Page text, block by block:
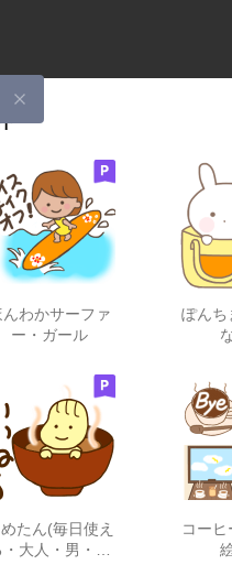
んわかサーファ
ー・ガール
ぽんち
めたん(毎日使え
・大人・男・シ
コー